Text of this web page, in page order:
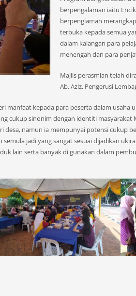
berpengalaman iaitu
berpenglaman
terbuka kepada semua
dalam kalangan para
menengah dan para
Majlis perasmian telah
Ab. Aziz, Pengerusi
manfaat kepada para peserta dalam usaha
cukup sinonim dengan identiti masyarakat
desa, namun ia mempunyai potensi cukup
jadi yang sangat sesuai dijadikan
lain serta banyak di gunakan dalam